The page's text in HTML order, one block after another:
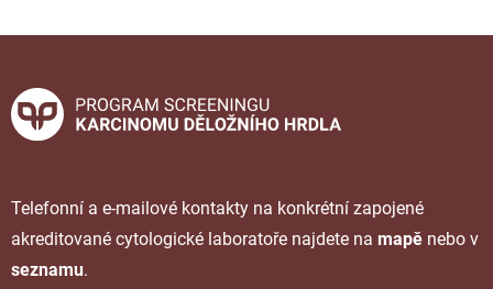
Telefonní a e-mailové kontakty na konkrétní zapojené
akreditované cytologické laboratoře najdete na mapě nebo v
seznamu.